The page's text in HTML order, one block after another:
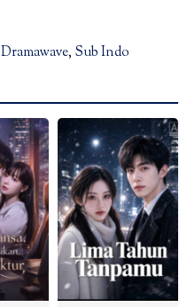
Dramawave, Sub Indo